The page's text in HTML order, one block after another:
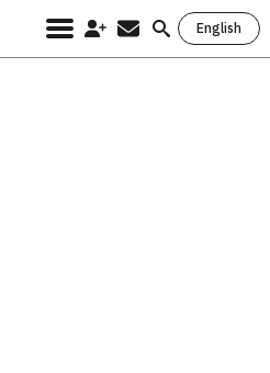
English
Search